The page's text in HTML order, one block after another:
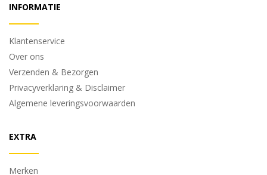
INFORMATIE
Klantenservice
Over ons
Verzenden & Bezorgen
Privacyverklaring & Disclaimer
Algemene leveringsvoorwaarden
EXTRA
Merken